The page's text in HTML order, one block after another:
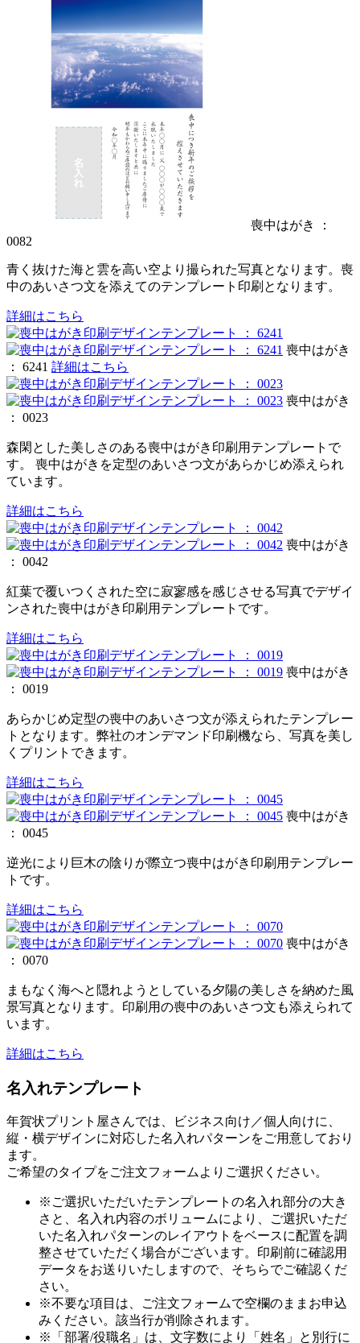
喪中はがき ：
0082
青く抜けた海と雲を高い空より撮られた写真となります。喪
中のあいさつ文を添えてのテンプレート印刷となります。
詳細はこちら
喪中はがき
： 6241 詳細はこちら
喪中はがき
： 0023
森閑とした美しさのある喪中はがき印刷用テンプレートで
す。 喪中はがきを定型のあいさつ文があらかじめ添えられ
ています。
詳細はこちら
喪中はがき
： 0042
紅葉で覆いつくされた空に寂寥感を感じさせる写真でデザイ
ンされた喪中はがき印刷用テンプレートです。
詳細はこちら
喪中はがき
： 0019
あらかじめ定型の喪中のあいさつ文が添えられたテンプレー
トとなります。弊社のオンデマンド印刷機なら、写真を美し
くプリントできます。
詳細はこちら
喪中はがき
： 0045
逆光により巨木の陰りが際立つ喪中はがき印刷用テンプレー
トです。
詳細はこちら
喪中はがき
： 0070
まもなく海へと隠れようとしている夕陽の美しさを納めた風
景写真となります。印刷用の喪中のあいさつ文も添えられて
います。
詳細はこちら
名入れテンプレート
年賀状プリント屋さんでは、ビジネス向け／個人向けに、
縦・横デザインに対応した名入れパターンをご用意しており
ます。
ご希望のタイプをご注文フォームよりご選択ください。
※ご選択いただいたテンプレートの名入れ部分の大き
さと、名入れ内容のボリュームにより、ご選択いただ
いた名入れパターンのレイアウトをベースに配置を調
整させていただく場合がございます。印刷前に確認用
データをお送りいたしますので、そちらでご確認くだ
さい。
※不要な項目は、ご注文フォームで空欄のままお申込
みください。該当行が削除されます。
※「部署/役職名」は、文字数により「姓名」と別行に